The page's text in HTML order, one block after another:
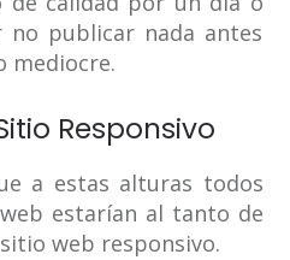
no publicar nada antes
mediocre.
Responsivo
a estas alturas todos
estarían al tanto de
web responsivo.